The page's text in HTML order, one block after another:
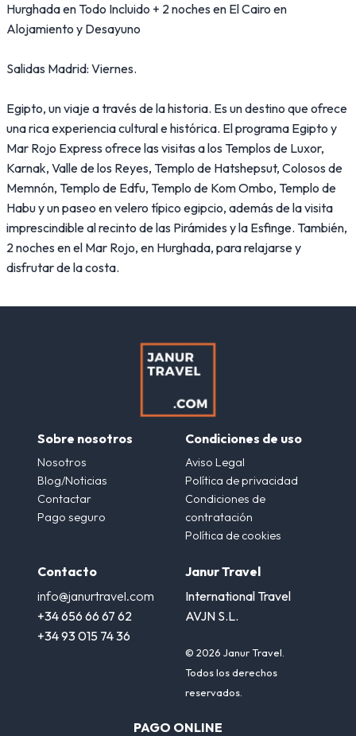
Hurghada en Todo Incluido + 2 noches en El Cairo en
Alojamiento y Desayuno
Salidas Madrid: Viernes.
Egipto, un viaje a través de la historia. Es un destino que ofrece
una rica experiencia cultural e histórica. El programa Egipto y
Mar Rojo Express ofrece las visitas a los Templos de Luxor,
Karnak, Valle de los Reyes, Templo de Hatshepsut, Colosos de
Memnón, Templo de Edfu, Templo de Kom Ombo, Templo de
Habu y un paseo en velero típico egipcio, además de la visita
imprescindible al recinto de las Pirámides y la Esfinge. También,
2 noches en el Mar Rojo, en Hurghada, para relajarse y
disfrutar de la costa.
Sobre nosotros
Nosotros
Blog/Noticias
Contactar
Pago seguro
Condiciones de uso
Aviso Legal
Política de privacidad
Condiciones de
contratación
Política de cookies
Contacto
info@janurtravel.com
+34 656 66 67 62
+34 93 015 74 36
Janur Travel
International Travel
AVJN S.L.
© 2026 Janur Travel.
Todos los derechos
reservados.
PAGO ONLINE